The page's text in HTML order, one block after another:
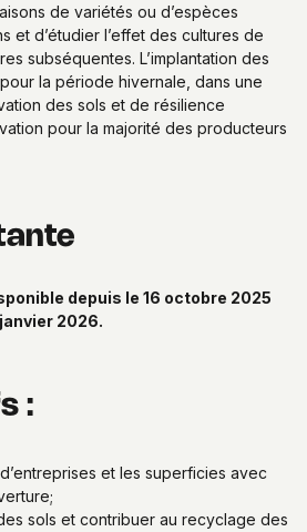
de variétés ou d’espèces
et d’étudier l’effet des cultures de
subséquentes. L’implantation des
la période hivernale, dans une
des sols et de résilience
pour la majorité des producteurs
depuis le 16 octobre 2025
2026.
:
et les superficies avec
sols et contribuer au recyclage des